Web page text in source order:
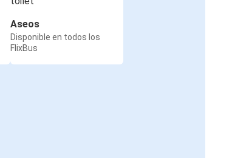
Aseos
Disponible en todos los
FlixBus